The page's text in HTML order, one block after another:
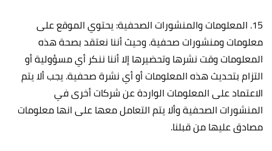
15. المعلومات والمنشورات الصحفية: يحتوي الموقع على
معلومات ومنشورات صحفية. وحيث أننا نعتقد بصحة هذه
المعلومات وقت نشرها وتحضيرها إلا أننا ننكر أي مسؤولية أو
التزام بتحديث هذه المعلومات أو أي نشرة صحفية. يجب ألا يتم
الاعتماد على المعلومات الواردة عن شركات أخرى في
المنشورات الصحفية وألا يتم التعامل معها على انها معلومات
مصادق عليها من قبلنا.